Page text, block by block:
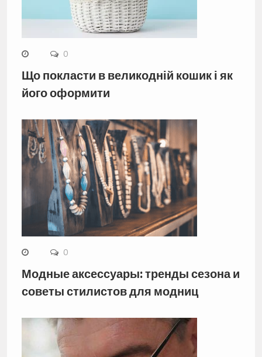
0
Що покласти в великодній кошик і як
його оформити
0
Модные аксессуары: тренды сезона и
советы стилистов для модниц